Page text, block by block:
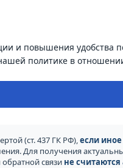
и повышения удобства
политике в
(ст. 437 ГК РФ),если
Для получения
связи не